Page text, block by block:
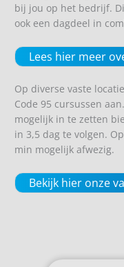
bij jou op het bedrijf.
ook een dagdeel in
Lees hier meer
Op diverse vaste
Code 95 cursussen
mogelijk in te zetten
in 3,5 dag te volgen.
min mogelijk afwezig.
Bekijk hier onze